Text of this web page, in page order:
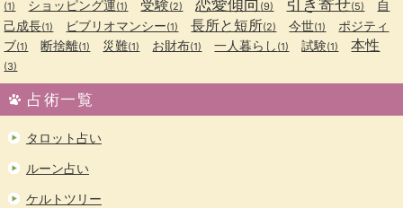
(1) ショッピング運(1) 受験(2) 恋愛傾向 (9) 引き寄せ(5)
自
己成長(1) ビブリオマンシー(1) 長所と短所(2) 今世(1)
ポジティ
ブ(1) 断捨離(1) 災難(1) お財布(1) 一人暮らし (1) 試験(1) 本性
(3)
占術一覧
タロット占い
ルーン占い
ケルトツリー